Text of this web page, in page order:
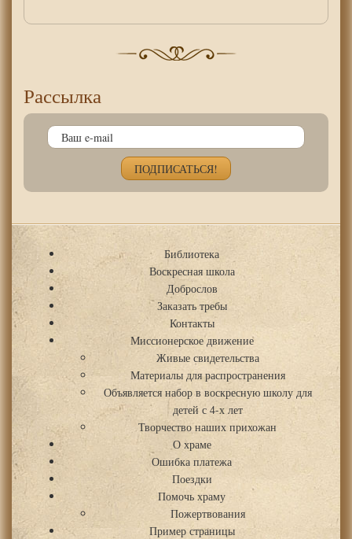
Рассылка
Библиотека
Воскресная школа
Доброслов
Заказать требы
Контакты
Миссионерское движение
Живые свидетельства
Материалы для распространения
Объявляется набор в воскресную школу для
детей с 4-х лет
Творчество наших прихожан
О храме
Ошибка платежа
Поездки
Помочь храму
Пожертвования
Пример страницы